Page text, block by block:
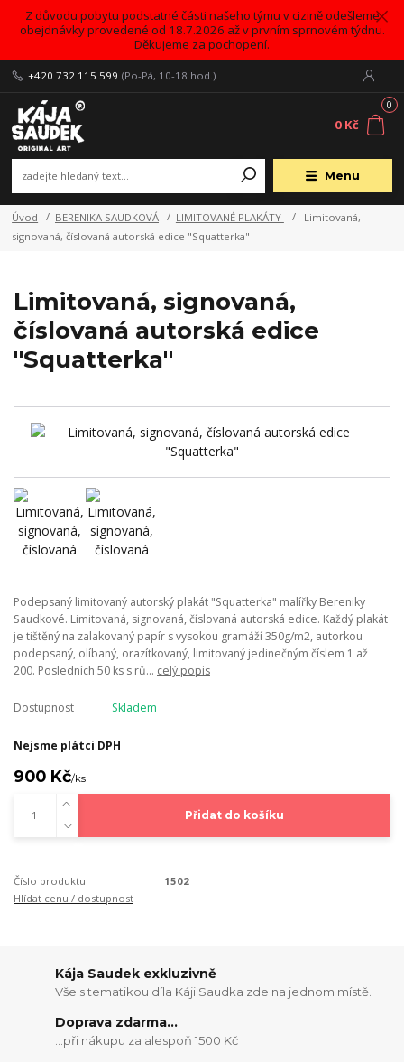
Z důvodu pobytu podstatné části našeho týmu v cizině odešleme
obejdnávky provedené od 18.7.2026 až v prvním sprnovém týdnu.
Děkujeme za pochopení.
Menu
+420 732 115 599 (Po-Pá, 10-18 hod.)
0
0 Kč
Úvod BERENIKA SAUDKOVÁ LIMITOVANÉ PLAKÁTY
Limitovaná,
signovaná, číslovaná autorská edice "Squatterka"
Limitovaná, signovaná,
číslovaná autorská edice
"Squatterka"
Podepsaný limitovaný autorský plakát "Squatterka" malířky Bereniky
Saudkové. Limitovaná, signovaná, číslovaná autorská edice. Každý plakát
je tištěný na zalakovaný papír s vysokou gramáží 350g/m2, autorkou
podepsaný, olíbaný, orazítkovaný, limitovaný jedinečným číslem 1 až
200. Posledních 50 ks s rů... celý popis
Dostupnost Skladem
Nejsme plátci DPH
900 Kč/ks
Přidat do košíku
Číslo produktu:
1502
Hlídat cenu / dostupnost
Kája Saudek exkluzivně
Vše s tematikou díla Káji Saudka zde na jednom místě.
Doprava zdarma...
...při nákupu za alespoň 1500 Kč